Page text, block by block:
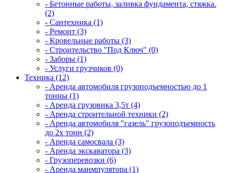
- Бетонные работы, заливка фундамента, стяжка.
(2)
- Сантехника (1)
- Ремонт (3)
- Кровельные работы (3)
- Строительство "Под Ключ" (0)
- Заборы (1)
- Услуги грузчиков (0)
Техника (12)
- Аренда автомобиля грузоподъемностью до 1
тонны (1)
- Аренда грузовика 3,5т (4)
- Аренда строительной техники (2)
- Аренда автомобиля "газель" грузоподъемность
до 2х тонн (2)
- Аренда самосвала (3)
- Аренда экскаватора (3)
- Грузоперевозки (6)
- Аренда манмпулятора (1)